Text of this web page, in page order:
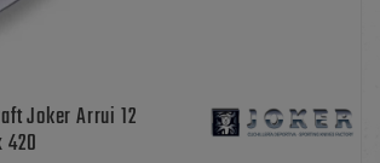
Joker Arrui 12
420